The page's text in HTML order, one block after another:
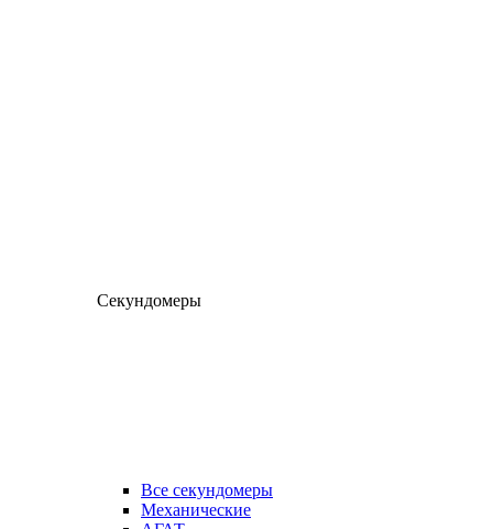
Секундомеры
Все секундомеры
Механические